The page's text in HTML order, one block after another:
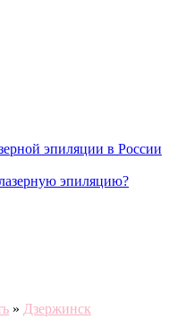
эпиляции в России
эпиляцию?
» Дзержинск